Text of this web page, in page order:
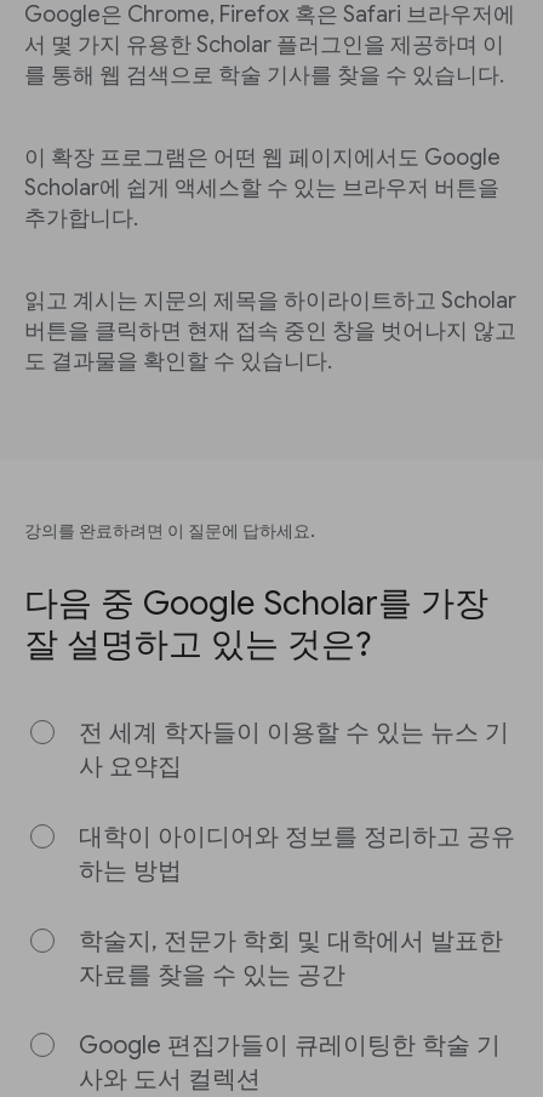
Google은 Chrome, Firefox 혹은 Safari 브라우저에
서 몇 가지 유용한 Scholar 플러그인을 제공하며 이
를 통해 웹 검색으로 학술 기사를 찾을 수 있습니다.
이 확장 프로그램은 어떤 웹 페이지에서도 Google
Scholar에 쉽게 액세스할 수 있는 브라우저 버튼을
추가합니다.
읽고 계시는 지문의 제목을 하이라이트하고 Scholar
버튼을 클릭하면 현재 접속 중인 창을 벗어나지 않고
도 결과물을 확인할 수 있습니다.
강의를 완료하려면 이 질문에 답하세요.
다음 중 Google Scholar를 가장
잘 설명하고 있는 것은?
전 세계 학자들이 이용할 수 있는 뉴스 기
사 요약집
대학이 아이디어와 정보를 정리하고 공유
하는 방법
학술지, 전문가 학회 및 대학에서 발표한
자료를 찾을 수 있는 공간
Google 편집가들이 큐레이팅한 학술 기
사와 도서 컬렉션